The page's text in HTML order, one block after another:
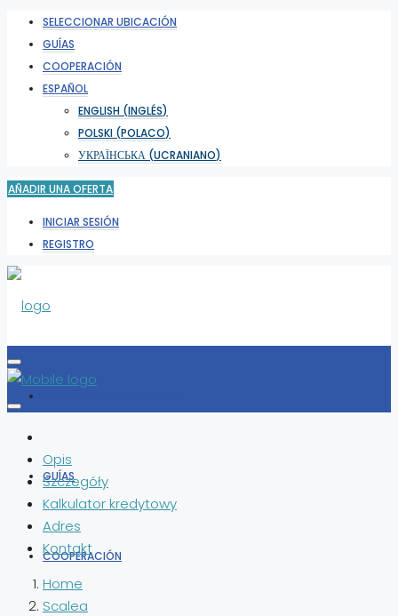
SELECCIONAR UBICACIÓN
GUÍAS
COOPERACIÓN
ESPAÑOL
ENGLISH (INGLÉS)
POLSKI (POLACO)
УКРАЇНСЬКА (UCRANIANO)
AÑADIR UNA OFERTA
INICIAR SESIÓN
REGISTRO
GUÍAS
COOPERACIÓN
Opis
Szczegóły
Kalkulator kredytowy
Adres
Kontakt
Home
Scalea